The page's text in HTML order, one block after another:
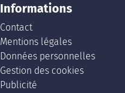
Informations
Contact
Mentions légales
Données personnelles
Gestion des cookies
Publicité